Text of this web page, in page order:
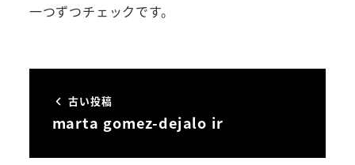
一つずつチェックです。
古い投稿
marta gomez-dejalo ir